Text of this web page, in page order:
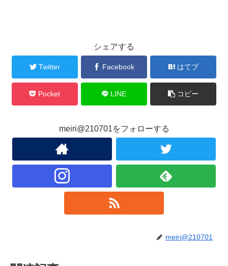
シェアする
Twitter Facebook はてブ
Pocket LINE コピー
meiri@210701をフォローする
meiri@210701